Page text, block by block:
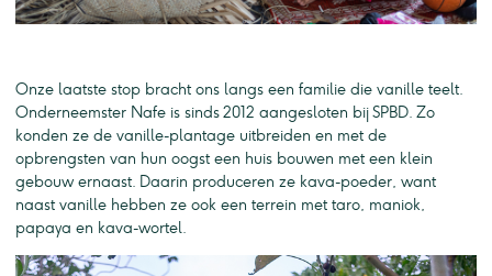
Onze laatste stop bracht ons langs een familie die vanille teelt.
Onderneemster Nafe is sinds 2012 aangesloten bij SPBD. Zo
konden ze de vanille-plantage uitbreiden en met de
opbrengsten van hun oogst een huis bouwen met een klein
gebouw ernaast. Daarin produceren ze kava-poeder, want
naast vanille hebben ze ook een terrein met taro, maniok,
papaya en kava-wortel.